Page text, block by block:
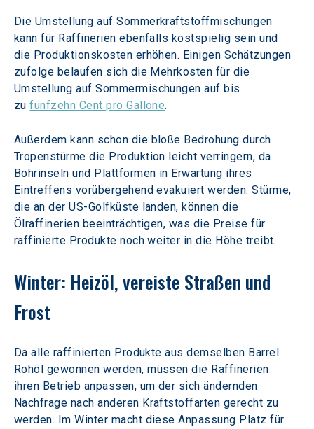
Die Umstellung auf Sommerkraftstoffmischungen
kann für Raffinerien ebenfalls kostspielig sein und
die Produktionskosten erhöhen. Einigen Schätzungen
zufolge belaufen sich die Mehrkosten für die
Umstellung auf Sommermischungen auf bis
zu fünfzehn Cent pro Gallone.
Außerdem kann schon die bloße Bedrohung durch
Tropenstürme die Produktion leicht verringern, da
Bohrinseln und Plattformen in Erwartung ihres
Eintreffens vorübergehend evakuiert werden. Stürme,
die an der US-Golfküste landen, können die
Ölraffinerien beeinträchtigen, was die Preise für
raffinierte Produkte noch weiter in die Höhe treibt.
Winter: Heizöl, vereiste Straßen und
Frost
Da alle raffinierten Produkte aus demselben Barrel
Rohöl gewonnen werden, müssen die Raffinerien
ihren Betrieb anpassen, um der sich ändernden
Nachfrage nach anderen Kraftstoffarten gerecht zu
werden. Im Winter macht diese Anpassung Platz für